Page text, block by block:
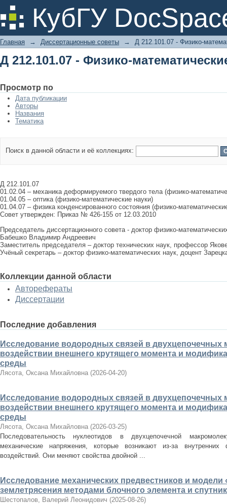
КубГУ
Д 212.101.07 - Физико-
Главная → Диссертационные советы → Д 212.101.07 - Физико-
Д 212.101.07 - Физико-
Просмотр по
Дата публикации
Авторы
Названия
Тематика
Поиск в данной области и её коллекциях:
Д 212.101.07
01.02.04 – механика деформируемого твердого тела (физико-
01.04.05 – оптика (физико-математические науки)
01.04.07 – физика конденсированного состояния (физико-
Совет утвержден: Приказ № 426-155 от 12.03.2010
Председатель диссертационного совета - доктор физико-
Бабешко Владимир Андреевич
Заместитель председателя – доктор технических наук, профессор
Учёный секретарь – доктор физико-математических наук, доцент
Коллекции данной области
Авторефераты
Диссертации
Последние добавления
Исследование водородных связей в двухцепочечных
воздействии внешнего крутящего момента и
среды
Лясота, Оксана Михайловна (2026-04-20)
Исследование водородных связей в двухцепочечных
воздействии внешнего крутящего момента и
среды
Лясота, Оксана Михайловна (2026-03-25)
Последовательность нуклеотидов в двухцепочечной
механические напряжения, которые возникают из-за
воздействий. Они меняют свойства двойной ...
Исследование механических предвестников и модели
землетрясения методами блочного элемента и
Шестопалов, Валерий Леонидович (2025-08-26)